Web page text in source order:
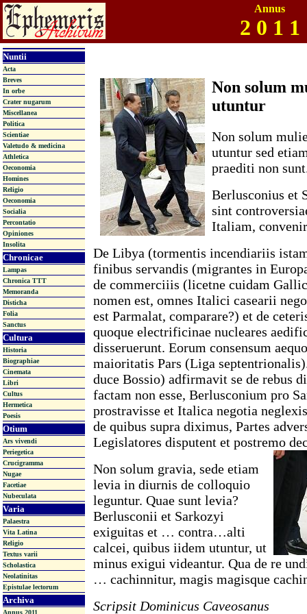
Annus
2 0 1 1
Nuntii
Acta
Breves
In orbe
Crater nugarum
Miscellanea
Politica
Scientiae
Valetudo & medicina
Athletica
Oeconomia
Homines
Religio
Oeconomia
Socialia
Percontatio
Opiniones
Insolita
Chronicae
Lampas
Chronica TTT
Memoranda
Disticha
Folia
Sanctus
Cultura
Historia
Biographiae
Cinemata
Libri
Cultus
Hermetica
Poesis
Otium
Ars vivendi
Periegetica
Crucigramma
Nugae
Facetiae
Nubeculata
Varia
Palaestra
Vita Latina
Religio
Textus varii
Scholastica
Neolatinitas
Epistulae lectorum
Archiva
Annus 2011
Non solum
utuntur
Non solum
utuntur sed
praediti non
Berlusconius et
sint
Italiam,
De Libya (tormentis incendiariis
finibus servandis (migrantes in
de commerciiis (licetne cuidam
nomen est, omnes Italici casearii
est Parmalat, comparare?) et de
quoque electrificinae nucleares
disseruerunt. Eorum consensum
maioritatis Pars (Liga
duce Bossio) adfirmavit se de rebus
factam non esse, Berlusconium pro
prostravisse et Italica negotia
de quibus supra diximus, Partes
Legislatores disputent et postremo
Non solum gravia, sede etiam
levia in diurnis de colloquio
leguntur. Quae sunt levia?
Berlusconii et Sarkozyi
exiguitas et … contra…alti
calcei, quibus iidem utuntur, ut
minus exigui videantur. Qua de re
… cachinnitur, magis magisque
Scripsit Dominicus Caveosanus